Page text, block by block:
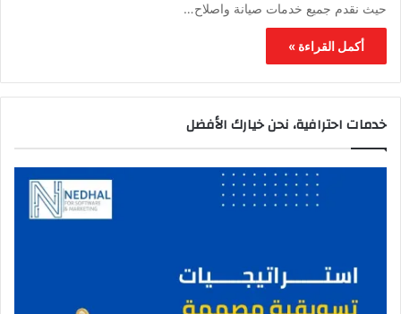
حيث نقدم جميع خدمات صيانة واصلاح…
أكمل القراءة »
خدمات احترافية، نحن خيارك الأفضل